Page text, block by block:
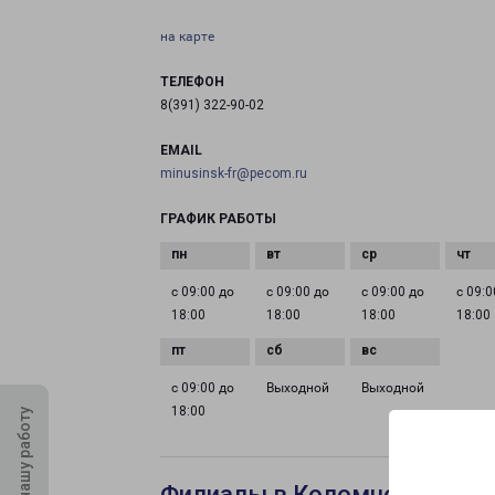
на карте
ТЕЛЕФОН
8(391) 322-90-02
EMAIL
minusinsk-fr@pecom.ru
ГРАФИК РАБОТЫ
с 09:00 до
18:00
с 09:00 до
18:00
с 09:00 до
18:00
с
18:00
с 09:00 до
18:00
Выходной Выходной